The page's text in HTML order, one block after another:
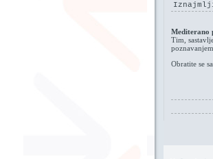
Mediterano
Tim,
Obratite se